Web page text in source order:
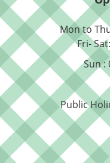
Mon to
Fri- Sat
Sun :
Public